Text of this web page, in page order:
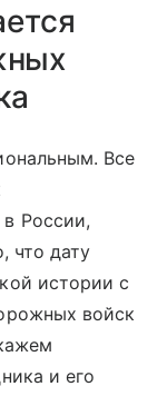
Все
России,
что дату
истории с
войск
и его